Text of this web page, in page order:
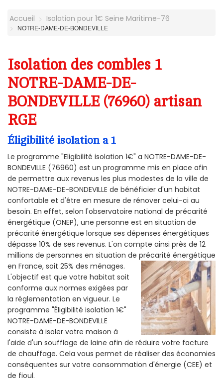
Accueil Isolation pour 1€ Seine Maritime-76
NOTRE-DAME-DE-BONDEVILLE
Isolation des combles 1
NOTRE-DAME-DE-
BONDEVILLE (76960) artisan
RGE
Éligibilité isolation a 1
Le programme "Eligibilité isolation 1€" a NOTRE-DAME-DE-
BONDEVILLE (76960) est un programme mis en place afin
de permettre aux revenus les plus modestes de la ville de
NOTRE-DAME-DE-BONDEVILLE de bénéficier d'un habitat
confortable et d'être en mesure de rénover celui-ci au
besoin. En effet, selon l'observatoire national de précarité
énergétique (ONEP), une personne est en situation de
précarité énergétique lorsque ses dépenses énergétiques
dépasse 10% de ses revenus. L'on compte ainsi près de 12
millions de personnes en situation de précarité énergétique
en France, soit 25% des ménages.
L'objectif est que votre habitat soit
conforme aux normes exigées par
la réglementation en vigueur. Le
programme "Éligibilité isolation 1€"
NOTRE-DAME-DE-BONDEVILLE
consiste à isoler votre maison à
l'aide d'un soufflage de laine afin de réduire votre facture
de chauffage. Cela vous permet de réaliser des économies
conséquentes sur votre consommation d'énergie (CEE) et
de fioul.